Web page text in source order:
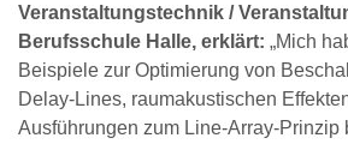
Veranstaltungstechnik /
Berufsschule Halle, erklärt: „Mich
Beispiele zur Optimierung von
Delay-Lines, raumakustischen
Ausführungen zum Line-Array-Prinzip